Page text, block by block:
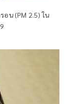
อน (PM 2.5) ใน